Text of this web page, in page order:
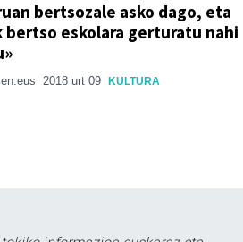
bertsozale asko dago, eta
bertso eskolara gerturatu nahi
2018 urt 09 KULTURA